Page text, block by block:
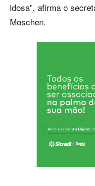
idosa”, afirma o
Moschen.